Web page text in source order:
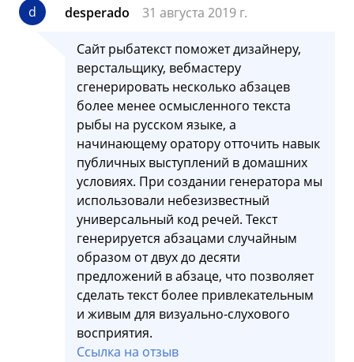
d desperado 31 августа 2019 г.
Сайт рыбатекст поможет дизайнеру,
верстальщику, вебмастеру
сгенерировать несколько абзацев
более менее осмысленного текста
рыбы на русском языке, а
начинающему оратору отточить навык
публичных выступлений в домашних
условиях. При создании генератора мы
использовали небезизвестный
универсальный код речей. Текст
генерируется абзацами случайным
образом от двух до десяти
предложений в абзаце, что позволяет
сделать текст более привлекательным
и живым для визуально-слухового
восприятия.
Ссылка на отзыв